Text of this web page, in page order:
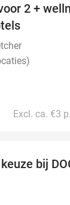
2 +
Excl. ca. €3
bij